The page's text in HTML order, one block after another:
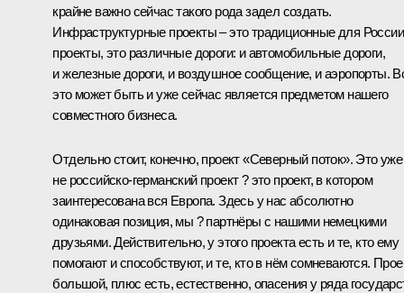
крайне важно сейчас такого рода задел создать.
Инфраструктурные проекты – это традиционные для России
проекты, это различные дороги: и автомобильные дороги,
и железные дороги, и воздушное сообщение, и аэропорты.
это может быть и уже сейчас является предметом нашего
совместного бизнеса.
Отдельно стоит, конечно, проект «Северный поток». Это уже
не российско-германский проект ? это проект, в котором
заинтересована вся Европа. Здесь у нас абсолютно
одинаковая позиция, мы ? партнёры с нашими немецкими
друзьями. Действительно, у этого проекта есть и те, кто ему
помогают и способствуют, и те, кто в нём сомневаются.
большой, плюс есть, естественно, опасения у ряда